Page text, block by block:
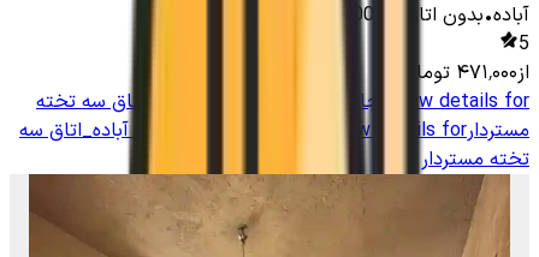
آباده•بدون اتاق 6000
5
از۴۷۱٬۰۰۰ تومان
View details for
اجاره بوم گردی سنتی در آباده_اتاق سه تخته
مستردارView details for
اجاره بوم گردی سنتی در آباده_اتاق سه
تخته مستردار